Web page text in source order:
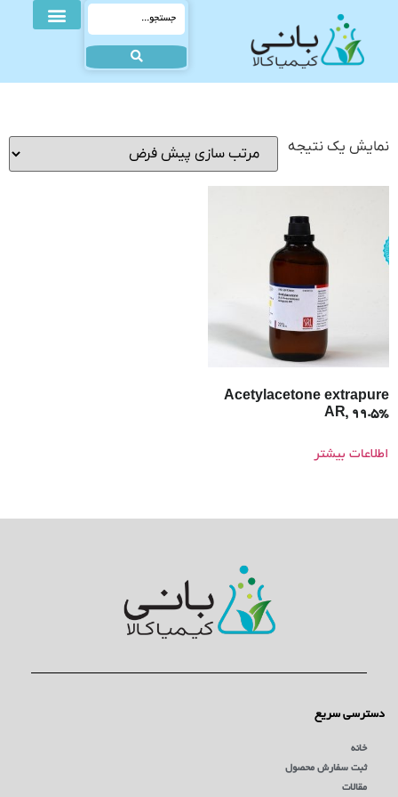
نمایش یک نتیجه
Acetylacetone extrapure
AR, 99.5%
اطلاعات بیشتر
دسترسی سریع
خانه
ثبت سفارش محصول
مقالات